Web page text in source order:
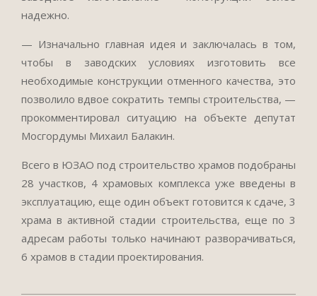
надежно.
— Изначально главная идея и заключалась в том,
чтобы в заводских условиях изготовить все
необходимые конструкции отменного качества, это
позволило вдвое сократить темпы строительства, —
прокомментировал ситуацию на объекте депутат
Мосгордумы Михаил Балакин.
Всего в ЮЗАО под строительство храмов подобраны
28 участков, 4 храмовых комплекса уже введены в
эксплуатацию, еще один объект готовится к сдаче, 3
храма в активной стадии строительства, еще по 3
адресам работы только начинают разворачиваться,
6 храмов в стадии проектирования.